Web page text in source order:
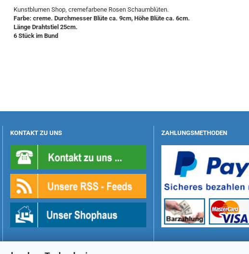
Kunstblumen Shop, cremefarbene Rosen Schaumblüten.
Farbe: creme. Durchmesser Blüte ca. 9cm, Höhe Blüte ca. 6cm.
Länge Drahtstiel 25cm.
6 Stück im Bund
KONTAKT ZU UNS ZAHLUNGSMETHODEN